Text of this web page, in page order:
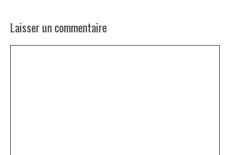
Laisser un commentaire